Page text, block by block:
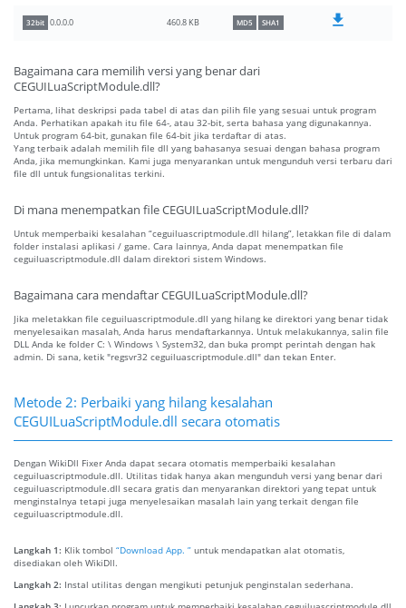
32bit 0.0.0.0 460.8 KB MD5 SHA1
Bagaimana cara memilih versi yang benar dari
CEGUILuaScriptModule.dll?
Pertama, lihat deskripsi pada tabel di atas dan pilih file yang sesuai untuk program
Anda. Perhatikan apakah itu file 64-, atau 32-bit, serta bahasa yang digunakannya.
Untuk program 64-bit, gunakan file 64-bit jika terdaftar di atas.
Yang terbaik adalah memilih file dll yang bahasanya sesuai dengan bahasa program
Anda, jika memungkinkan. Kami juga menyarankan untuk mengunduh versi terbaru dari
file dll untuk fungsionalitas terkini.
Di mana menempatkan file CEGUILuaScriptModule.dll?
Untuk memperbaiki kesalahan “ceguiluascriptmodule.dll hilang”, letakkan file di dalam
folder instalasi aplikasi / game. Cara lainnya, Anda dapat menempatkan file
ceguiluascriptmodule.dll dalam direktori sistem Windows.
Bagaimana cara mendaftar CEGUILuaScriptModule.dll?
Jika meletakkan file ceguiluascriptmodule.dll yang hilang ke direktori yang benar tidak
menyelesaikan masalah, Anda harus mendaftarkannya. Untuk melakukannya, salin file
DLL Anda ke folder C: \ Windows \ System32, dan buka prompt perintah dengan hak
admin. Di sana, ketik "regsvr32 ceguiluascriptmodule.dll" dan tekan Enter.
Metode 2: Perbaiki yang hilang kesalahan
CEGUILuaScriptModule.dll secara otomatis
Dengan WikiDll Fixer Anda dapat secara otomatis memperbaiki kesalahan
ceguiluascriptmodule.dll. Utilitas tidak hanya akan mengunduh versi yang benar dari
ceguiluascriptmodule.dll secara gratis dan menyarankan direktori yang tepat untuk
menginstalnya tetapi juga menyelesaikan masalah lain yang terkait dengan file
ceguiluascriptmodule.dll.
Langkah 1: Klik tombol “Download App. ” untuk mendapatkan alat otomatis,
disediakan oleh WikiDll.
Langkah 2: Instal utilitas dengan mengikuti petunjuk penginstalan sederhana.